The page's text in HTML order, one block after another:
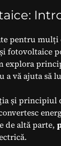
pentru
fotovoltaice
explora
a vă ajuta să
și
de altă parte,